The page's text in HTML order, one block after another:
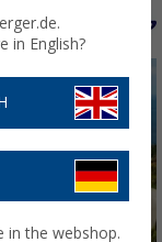
in English?
in the webshop.